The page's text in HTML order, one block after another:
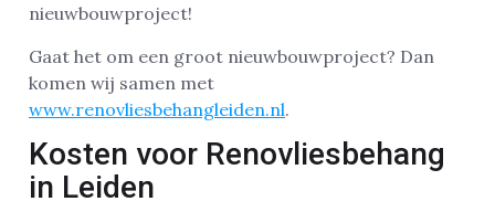
nieuwbouwproject!
Gaat het om een groot nieuwbouwproject? Dan
komen wij samen met
www.renovliesbehangleiden.nl.
Kosten voor Renovliesbehang
in Leiden